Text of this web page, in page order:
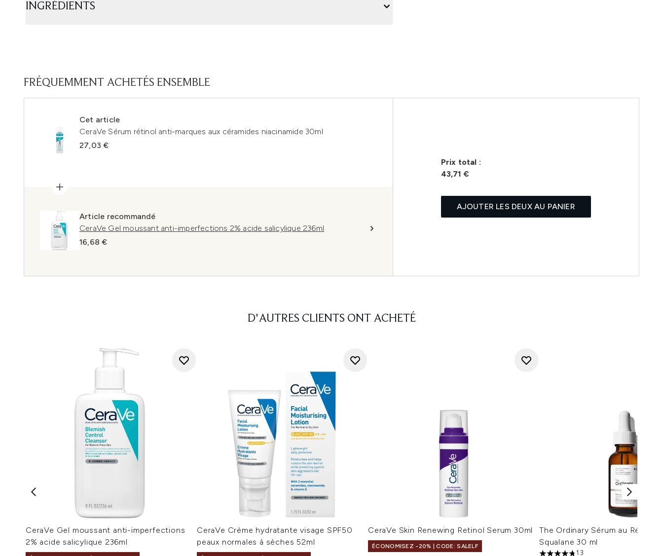
INGRÉDIENTS
FRÉQUEMMENT ACHETÉS ENSEMBLE
Cet article
CeraVe Sérum rétinol anti-marques aux céramides niacinamide 30ml
27,03 €
Article recommandé
CeraVe Gel moussant anti-imperfections 2% acide salicylique 236ml
16,68 €
Prix ​​total :
43,71 €
AJOUTER LES DEUX AU PANIER
D'AUTRES CLIENTS ONT ACHETÉ
CeraVe Gel moussant anti-imperfections
2% acide salicylique 236ml
CeraVe Crème hydratante visage SPF50
peaux normales à sèches 52ml
CeraVe Skin Renewing Retinol Serum 30ml
ÉCONOMISEZ -20% | CODE: SALELF
The Ordinary Sérum au Rétinol
Squalane 30 ml
13